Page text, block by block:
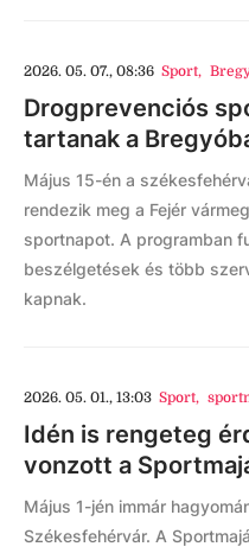
2026. 05. 07., 08:36 Sport,
Drogprevenciós
tartanak a
Május 15-én a
rendezik meg a Fejér
sportnapot. A programban
beszélgetések és több
kapnak.
2026. 05. 01., 13:03 Sport,
Idén is rengeteg
vonzott a
Május 1-jén immár
Székesfehérvár. A